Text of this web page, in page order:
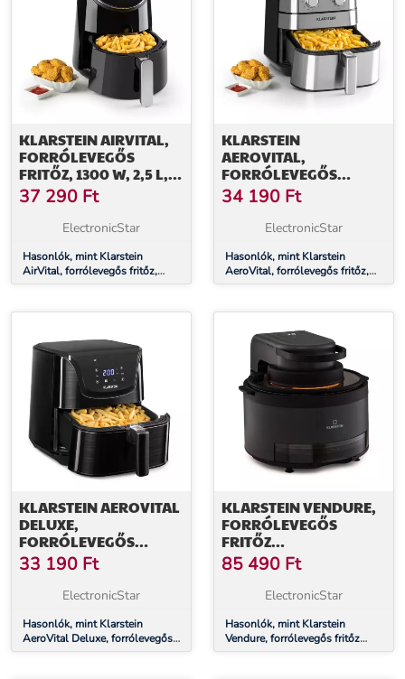
KLARSTEIN AIRVITAL,
FORRÓLEVEGŐS
FRITŐZ, 1300 W, 2,5 L,
CERAPLUS
TAPADÁSMENTES
FELÜLET,
FEKETE
37 290 Ft
ElectronicStar
Hasonlók, mint Klarstein
AirVital, forrólevegős fritőz,
1300 W, 2,5 l, CeraPlus
érintésvezérlés, fekete
KLARSTEIN
AEROVITAL,
FORRÓLEVEGŐS
FRITŐZ, 1700 W, 5.4 L,
ROZSDAMENTES ACÉL,
34 190 Ft
ElectronicStar
Hasonlók, mint Klarstein
AeroVital, forrólevegős fritőz,
1700 W, 5.4 l, rozsdamentes
KLARSTEIN AEROVITAL
DELUXE,
FORRÓLEVEGŐS
FRITŐZ, 1700 W, 5,4 L,
ROZSDAMENTES ACÉL
33 190 Ft
ElectronicStar
Hasonlók, mint Klarstein
AeroVital Deluxe, forrólevegős
fritőz, 1700 W, 5,4 l,
KLARSTEIN VENDURE,
FORRÓLEVEGŐS
FRITŐZ
GŐZFUNKCIÓVAL, 1250
W, 5 L, 6 PROGRAM
85 490 Ft
ElectronicStar
Hasonlók, mint Klarstein
Vendure, forrólevegős fritőz
gőzfunkcióval, 1250 W, 5 l, 6